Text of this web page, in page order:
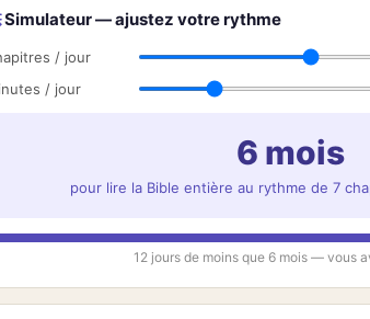
Simulateur — ajustez votre rythme
/ jour
/ jour
6 mois
pour lire la Bible entière au rythme de 7
12 jours de moins que 6 mois — vous